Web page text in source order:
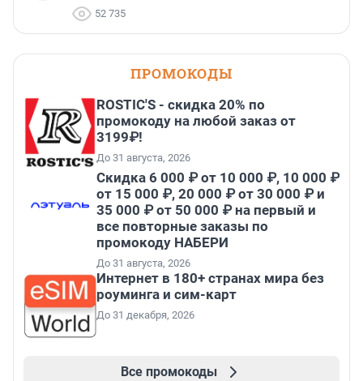
52 735
ПРОМОКОДЫ
ROSTIC'S - скидка 20% по
промокоду на любой заказ от
3199₽!
До 31 августа, 2026
Скидка 6 000 ₽ от 10 000 ₽, 10 000 ₽
от 15 000 ₽, 20 000 ₽ от 30 000 ₽ и
35 000 ₽ от 50 000 ₽ на первый и
все повторные заказы по
промокоду НАБЕРИ
До 31 августа, 2026
Интернет в 180+ странах мира без
роуминга и сим-карт
До 31 декабря, 2026
Все промокоды